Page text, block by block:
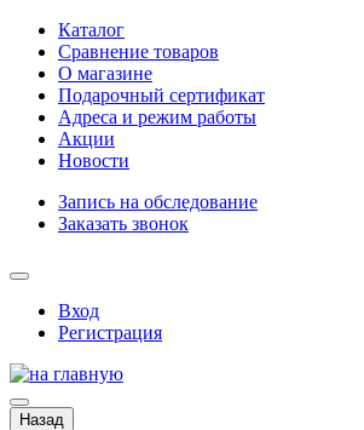
Каталог
Сравнение товаров
О магазине
Подарочный сертификат
Адреса и режим работы
Акции
Новости
Запись на обследование
Заказать звонок
Вход
Регистрация
Назад